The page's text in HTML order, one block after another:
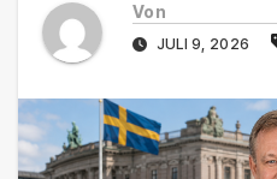
Von
JULI 9, 2026